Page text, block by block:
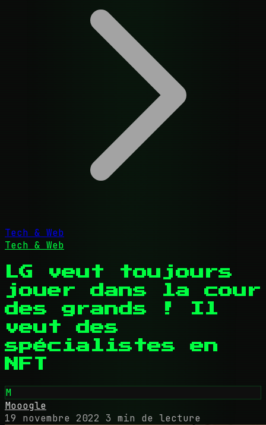
Tech & Web
Tech & Web
LG veut toujours
jouer dans la cour
des grands ! Il
veut des
spécialistes en
NFT
M
Mooogle
19 novembre 2022 3 min de lecture